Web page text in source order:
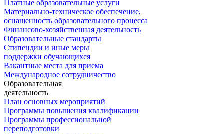
Платные образовательные услуги
Материально-техническое обеспечение,
оснащенность образовательного процесса
Финансово-хозяйственная деятельность
Образовательные стандарты
Стипендии и иные меры
поддержки обучающихся
Вакантные места для приема
Международное сотрудничество
Образовательная
деятельность
План основных мероприятий
Программы повышения квалификации
Программы профессиональной
переподготовки